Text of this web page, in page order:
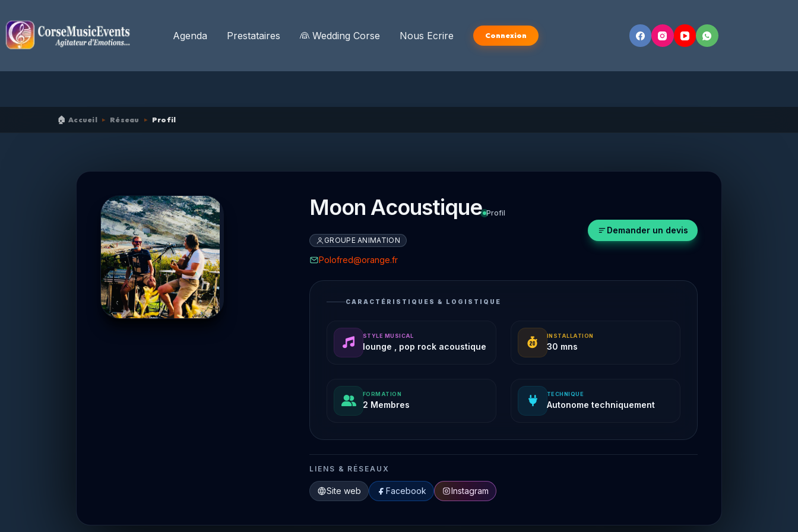
au
contenu
Agenda Prestataires 👰 Wedding Corse Nous Ecrire Connexion
🏠 Accueil ▸ Réseau ▸ Profil
Moon Acoustique Profil
GROUPE ANIMATION
Polofred@orange.fr
Demander un devis
CARACTÉRISTIQUES & LOGISTIQUE
STYLE MUSICAL
lounge , pop rock acoustique
INSTALLATION
30 mns
FORMATION
2 Membres
TECHNIQUE
Autonome techniquement
LIENS & RÉSEAUX
Site web Facebook Instagram